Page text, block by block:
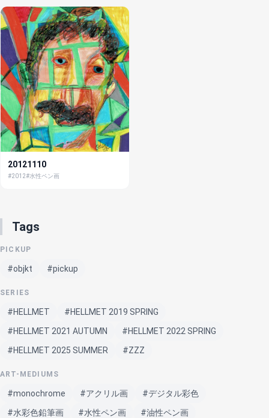
20121110
#2012#水性ペン画
Tags
PICKUP
#objkt #pickup
SERIES
#HELLMET
#HELLMET 2019 SPRING
#HELLMET 2021 AUTUMN
#HELLMET 2022 SPRING
#HELLMET 2025 SUMMER
#ZZZ
ART-MEDIUMS
#monochrome #アクリル画
#デジタル彩色
#水彩色鉛筆画
#水性ペン画 #油性ペン画